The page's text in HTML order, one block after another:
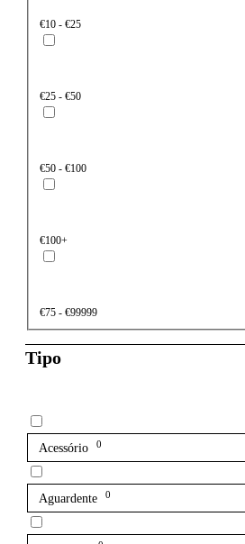
€10 - €25
€25 - €50
€50 - €100
€100+
€75 - €99999
Tipo
Acessório 0
Aguardente 0